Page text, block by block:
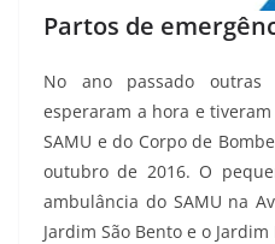
Partos de
No ano passado
esperaram a hora e
SAMU e do Corpo de
outubro de 2016. O
ambulância do SAMU na
Jardim São Bento e o